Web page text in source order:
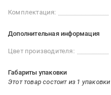
Комплектация:
Дополнительная информация
Цвет производителя:
Габариты упаковки
Этот товар состоит из 1 упаковки